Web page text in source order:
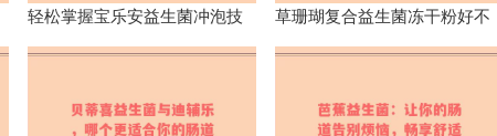
轻松掌握宝乐安益生菌冲泡技
巧，提升肠道幸福感
草珊瑚复合益生菌冻干粉好不
好 功效作用及适用人群全解析